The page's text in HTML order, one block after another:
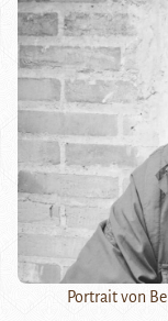
Portrait von